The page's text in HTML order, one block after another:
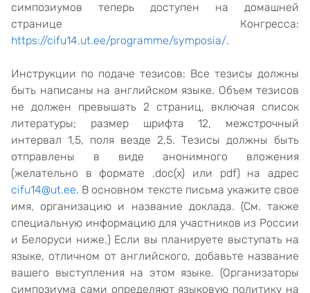
симпозиумов теперь доступен на домашней
странице Конгресса:
https://cifu14.ut.ee/programme/symposia/.
Инструкции по подаче тезисов: Все тезисы должны
быть написаны на английском языке. Объем тезисов
не должен превышать 2 страниц, включая список
литературы; размер шрифта 12, межстрочный
интервал 1,5, поля везде 2,5. Тезисы должны быть
отправлены в виде анонимного вложения
(желательно в формате .doc(x) или pdf) на адрес
cifu14@ut.ee. В основном тексте письма укажите свое
имя, организацию и название доклада. (См. также
специальную информацию для участников из России
и Белоруси ниже.) Если вы планируете выступать на
языке, отличном от английского, добавьте название
вашего выступления на этом языке. (Организаторы
симпозиума сами определяют языковую политику на